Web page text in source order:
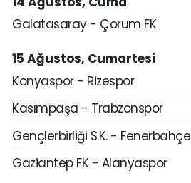
Galatasaray - Çorum FK
15 Ağustos, Cumartesi
Konyaspor - Rizespor
Kasımpaşa - Trabzonspor
Gençlerbirliği S.K. - Fenerbahçe
Gaziantep FK - Alanyaspor